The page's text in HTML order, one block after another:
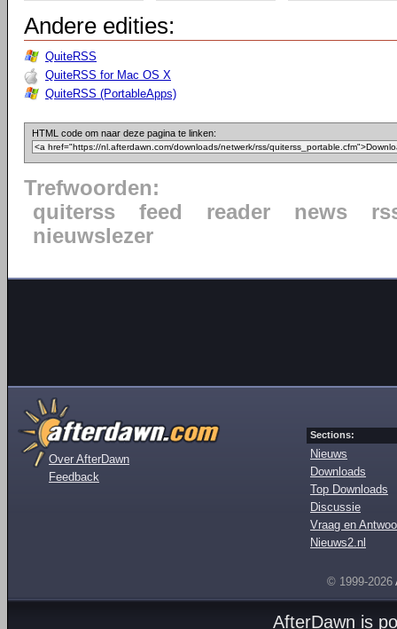
Andere edities:
QuiteRSS
QuiteRSS for Mac OS X
QuiteRSS (PortableApps)
HTML code om naar deze pagina te linken:
Trefwoorden:
quiterss
feed reader news
nieuwslezer
Over AfterDawn
Feedback
Sections:
Nieuws
Downloads
Top Downloads
Discussie
Vraag en
Nieuws2.nl
© 1999-2026
AfterDawn is